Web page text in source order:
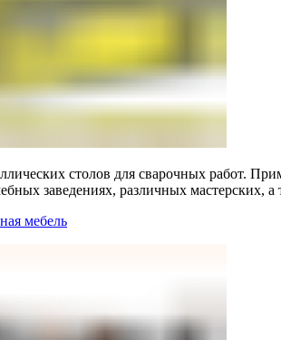
столов для сварочных работ.
заведениях, различных мастерских, а
мебель